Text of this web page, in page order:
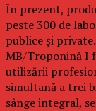
În prezent,
peste 300 de
publice și
MB/Troponină I
utilizării
simultană a trei
sânge integral,